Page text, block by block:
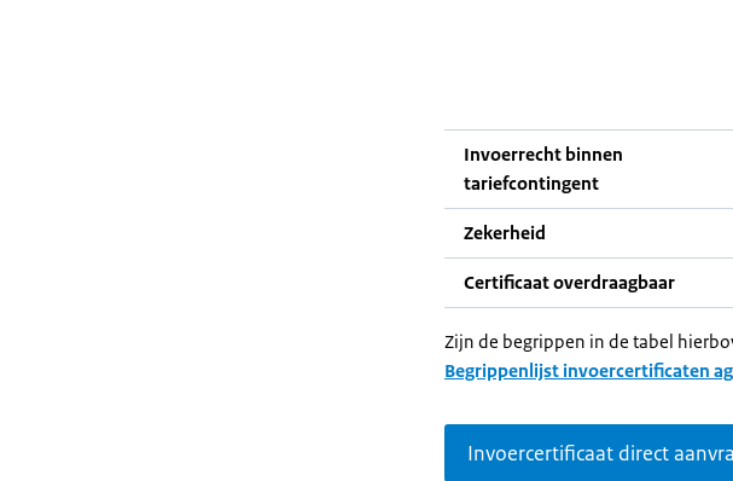
Invoerrecht binnen
tariefcontingent
Zekerheid
Certificaat overdraagbaar
Zijn de begrippen in de tabel
Begrippenlijst invoercertificaten
Invoercertificaat direct